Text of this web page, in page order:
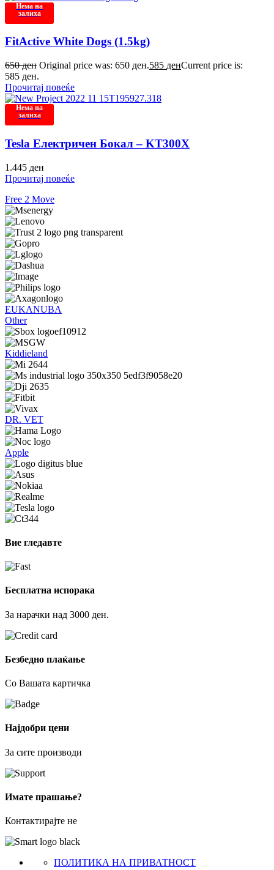
Нема на
залиха
FitActive White Dogs (1.5kg)
650ден Original price was: 650 ден.585 денCurrent price is:
585 ден.
Прочитај повеќе
Нема на
залиха
Tesla Електричен Бокал – KT300X
1.445 ден
Прочитај повеќе
Free 2 Move
EUKANUBA
Other
Kiddieland
DR. VET
Apple
Вие гледавте
Бесплатна испорака
За нарачки над 3000 ден.
Безбедно плаќање
Со Вашата картичка
Најдобри цени
За сите производи
Имате прашање?
Контактирајте не
ПОЛИТИКА НА ПРИВАТНОСТ